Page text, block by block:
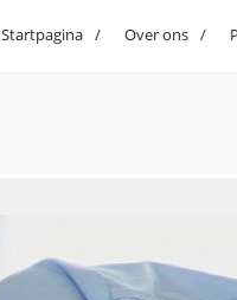
Startpagina Over ons